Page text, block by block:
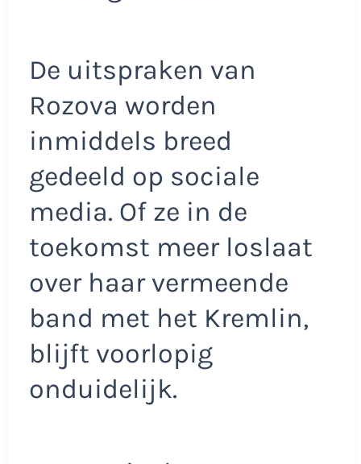
De uitspraken van
Rozova worden
inmiddels breed
gedeeld op sociale
media. Of ze in de
toekomst meer loslaat
over haar vermeende
band met het Kremlin,
blijft voorlopig
onduidelijk.